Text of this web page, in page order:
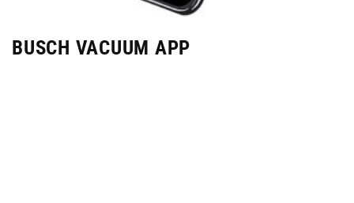
BUSCH VACUUM APP